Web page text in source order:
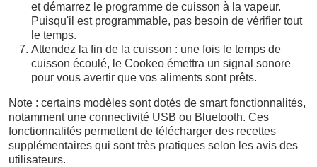
et démarrez le programme de cuisson à la vapeur.
Puisqu'il est programmable, pas besoin de vérifier tout
le temps.
Attendez la fin de la cuisson : une fois le temps de
cuisson écoulé, le Cookeo émettra un signal sonore
pour vous avertir que vos aliments sont prêts.
Note : certains modèles sont dotés de smart fonctionnalités,
notamment une connectivité USB ou Bluetooth. Ces
fonctionnalités permettent de télécharger des recettes
supplémentaires qui sont très pratiques selon les avis des
utilisateurs.